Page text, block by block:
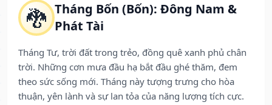
🐉 Tháng Bốn (Bốn): Đông Nam &
Phát Tài
Tháng Tư, trời đất trong trẻo, đồng quê xanh phủ chân
trời. Những cơn mưa đầu hạ bắt đầu ghé thăm, đem
theo sức sống mới. Tháng này tượng trưng cho hòa
thuận, yên lành và sự lan tỏa của năng lượng tích cực.